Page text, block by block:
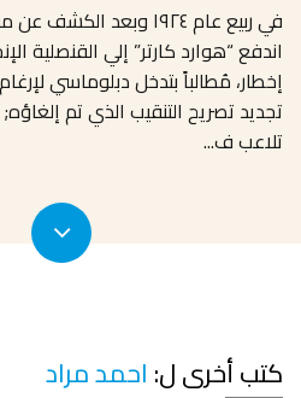
في ربيع عام ١٩٢٤ وبعد
اندفع “هوارد كارتر” إلي القنصلية
إخطار، مُطالباً بتدخل دبلوماسي
تجديد تصريح التنقيب الذي تم
تلاعب ف...
كتب أخرى ل: احمد مراد